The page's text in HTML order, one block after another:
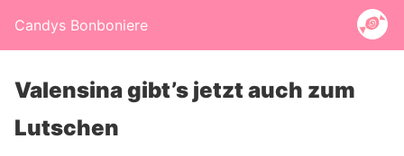
Candys Bonboniere
Valensina gibt’s jetzt auch zum
Lutschen